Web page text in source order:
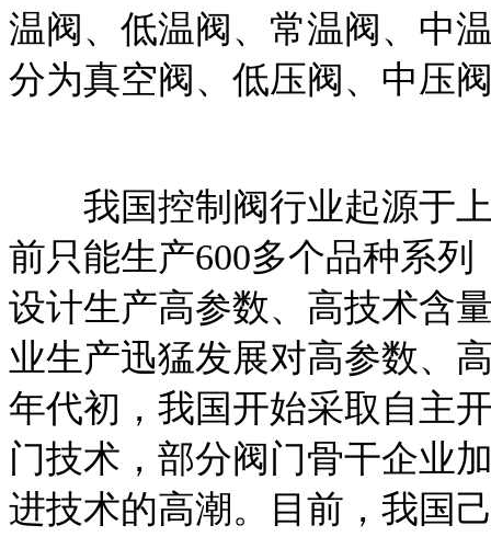
温阀、低温阀、常温阀、中
分为真空阀、低压阀、中压
我国控制阀行业起源于上
前只能生产600多个品种系
设计生产高参数、高技术含
业生产迅猛发展对高参数、
年代初，我国开始采取自主
门技术，部分阀门骨干企业
进技术的高潮。目前，我国